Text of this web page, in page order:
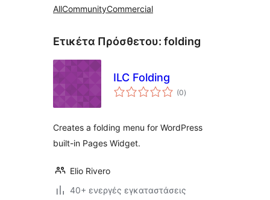
AllCommunityCommercial
Ετικέτα Πρόσθετου: folding
ILC Folding
(0αξιολογήσεις
σύνολο
)
Creates a folding menu for WordPress
built-in Pages Widget.
Elio Rivero
40+ ενεργές εγκαταστάσεις